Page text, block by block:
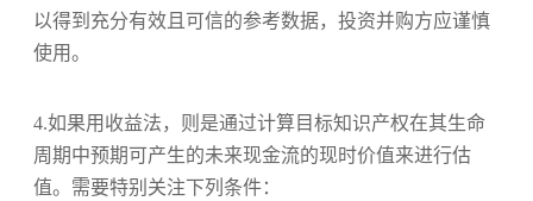
以得到充分有效且可信的参考数据，投资并购方应谨慎
使用。
4.如果用收益法，则是通过计算目标知识产权在其生命
周期中预期可产生的未来现金流的现时价值来进行估
值。 需要特别关注下列条件：